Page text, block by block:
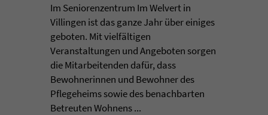
Im Seniorenzentrum Im Welvert in
Villingen ist das ganze Jahr über einiges
geboten. Mit vielfältigen
Veranstaltungen und Angeboten sorgen
die Mitarbeitenden dafür, dass
Bewohnerinnen und Bewohner des
Pflegeheims sowie des benachbarten
Betreuten Wohnens ...